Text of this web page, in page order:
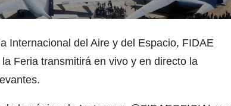
Internacional del Aire y del Espacio, FIDAE
Feria transmitirá en vivo y en directo la